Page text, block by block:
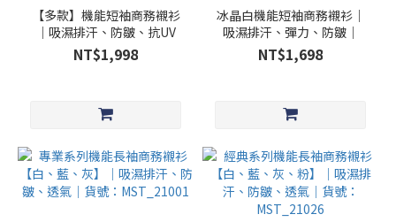
【多款】機能短袖商務襯衫
｜吸濕排汗、防皺、抗UV
NT$1,998
冰晶白機能短袖商務襯衫｜
吸濕排汗、彈力、防皺｜
NT$1,698